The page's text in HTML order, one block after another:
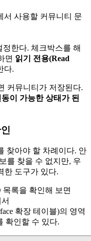
서 사용할 커뮤니티 문
한다. 체크박스를 해
면 읽기 전용(Read
다.
커뮤니티가 저장된다.
이 가능한 상태가 된
찾아야 할 차례이다. 안
를 찾을 수 없지만, 우
한 도구가 있다.
록을 확인해 보면
확장 테이블)의 영역
확인할 수 있다.